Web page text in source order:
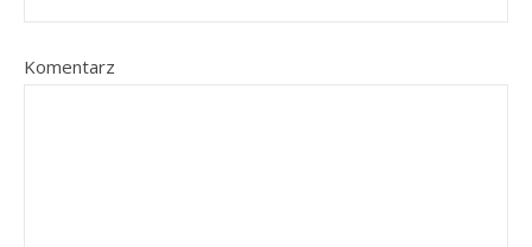
Komentarz